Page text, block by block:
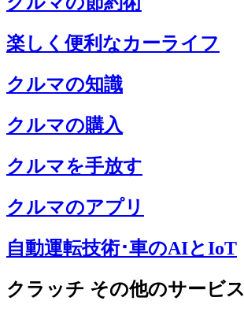
楽しく便利なカーライフ
クルマの知識
クルマの購入
クルマを手放す
クルマのアプリ
自動運転技術･車のAIとIoT
クラッチ その他のサービス